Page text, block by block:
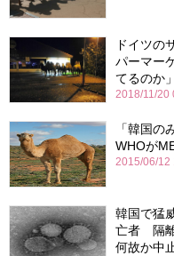
ドイツの
パーマー
てるのか
2018/11/20
「韓国
WHOが
2015/06/12
韓国で猛
亡者 隔
何故か中